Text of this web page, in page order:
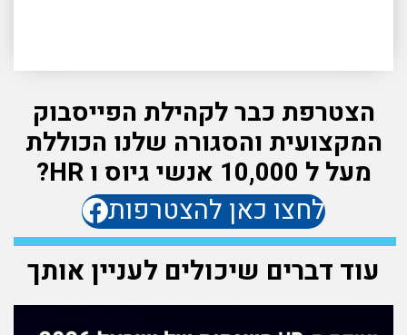
הצטרפת כבר לקהילת הפייסבוק
המקצועית והסגורה שלנו הכוללת
מעל ל 10,000 אנשי גיוס ו HR?
לחצו כאן להצטרפות
עוד דברים שיכולים לעניין אותך